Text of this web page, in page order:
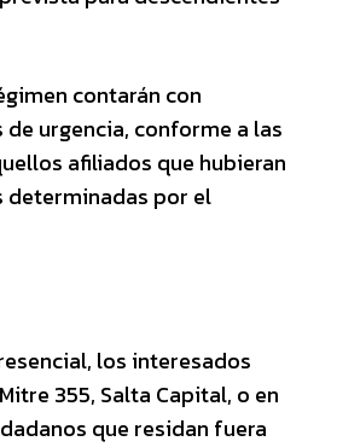
contarán con
urgencia, conforme a las
afiliados que hubieran
por el
los interesados
355, Salta Capital, o en
que residan fuera